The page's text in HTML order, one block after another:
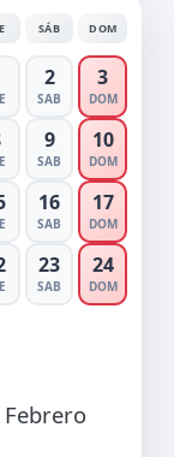
SÁB DOM
2
SAB
3
DOM
9
SAB
10
DOM
16
SAB
17
DOM
23
SAB
24
DOM
Febrero